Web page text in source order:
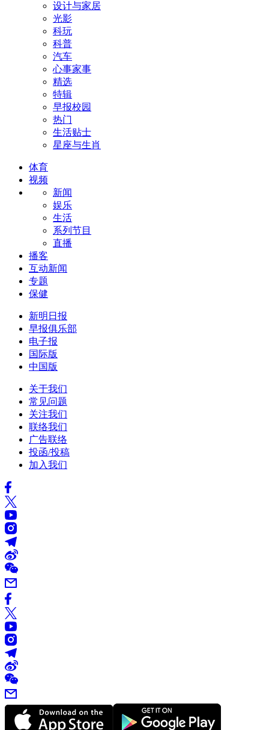
设计与家居
光影
科玩
科普
汽车
心事家事
精选
特辑
早报校园
热门
生活贴士
星座与生肖
体育
视频
新闻
娱乐
生活
系列节目
直播
播客
互动新闻
专题
保健
新明日报
早报俱乐部
电子报
国际版
中国版
关于我们
常见问题
关注我们
联络我们
广告联络
投函/投稿
加入我们